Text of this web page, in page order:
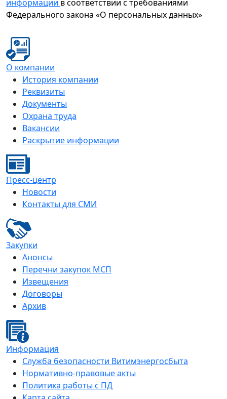
информации в соответствии с требованиями
Федерального закона «О персональных данных»
О компании
История компании
Реквизиты
Документы
Охрана труда
Вакансии
Раскрытие информации
Пресс-центр
Новости
Контакты для СМИ
Закупки
Анонсы
Перечни закупок МСП
Извещения
Договоры
Архив
Информация
Служба безопасности Витимэнергосбыта
Нормативно-правовые акты
Политика работы с ПД